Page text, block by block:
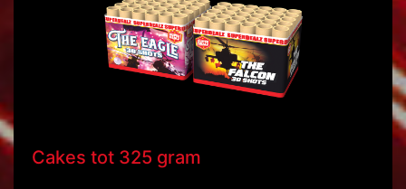
Cakes tot 325 gram